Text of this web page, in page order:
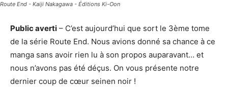
Route End - Kaiji Nakagawa - Éditions Ki-Oon
Public averti – C’est aujourd’hui que sort le 3ème tome
de la série Route End. Nous avions donné sa chance à ce
manga sans avoir rien lu à son propos auparavant… et
nous n’avons pas été déçus. On vous présente notre
dernier coup de cœur seinen noir !